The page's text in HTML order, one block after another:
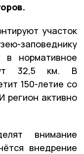
участок
заповеднику
нормативное
32,5 км. В
150-летие со
регион активно
внимание
внедрение